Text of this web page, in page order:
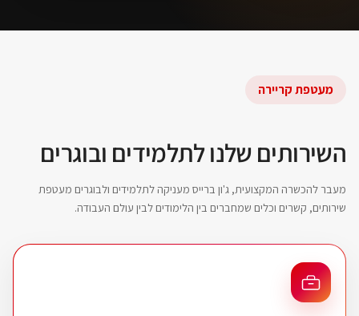
מעטפת קריירה
השירותים שלנו לתלמידים ובוגרים
מעבר להכשרה המקצועית, ג'ון ברייס מעניקה לתלמידים ולבוגרים מעטפת
שירותים, קשרים וכלים שמחברים בין הלימודים לבין עולם העבודה.